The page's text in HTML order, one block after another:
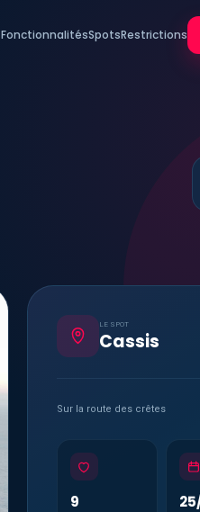
FonctionnalitésSpotsRestrictions
LE SPOT
Cassis
Sur la route des crêtes
9